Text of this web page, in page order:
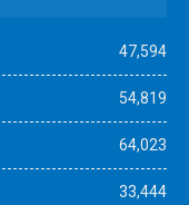
47,594
54,819
64,023
33,444